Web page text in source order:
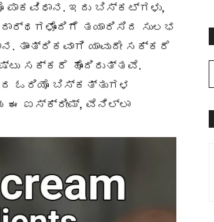
ಪಾಕವಿಧಾನ. ಇದು ಬಿಸ್ಕಟ್ಗಳು,
ತಯಾರಿಸಿದ ಸುಲಭ
ಯಾವುದೇ ಸಕ್ಕರೆ
ಸಕ್ಕರೆ ಹೊಂದಿರುತ್ತವೆ.
ಓರಿಯೊ ಬಿಸ್ಕತ್ತುಗಳ
ಈ ಐಸ್ಕ್ರೀಮ್, ವೆನಿಲ್ಲಾ